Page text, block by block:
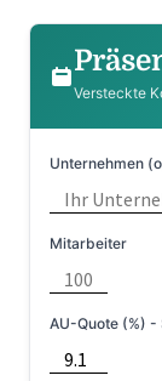
Versteckte
Unternehmen
Mitarbeiter
AU-Quote (%) -